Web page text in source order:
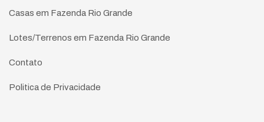
Casas em Fazenda Rio Grande
Lotes/Terrenos em Fazenda Rio Grande
Contato
Politica de Privacidade